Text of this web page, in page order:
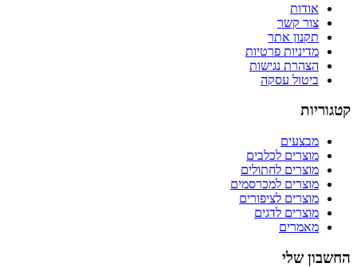
אודות
צור קשר
תקנון אתר
מדיניות פרטיות
הצהרת נגישות
ביטול עסקה
קטגוריות
מבצעים
מוצרים לכלבים
מוצרים לחתולים
מוצרים למכרסמים
מוצרים לציפורים
מוצרים לדגים
מאמרים
החשבון שלי